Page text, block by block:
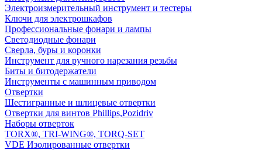
Электроизмерительный инструмент и тестеры
Ключи для электрошкафов
Профессиональные фонари и лампы
Светодиодные фонари
Сверла, буры и коронки
Инструмент для ручного нарезания резьбы
Биты и битодержатели
Инструменты с машинным приводом
Отвертки
Шестигранные и шлицевые отвертки
Отвертки для винтов Phillips,Pozidriv
Наборы отверток
TORX®, TRI-WING®, TORQ-SET
VDE Изолированные отвертки